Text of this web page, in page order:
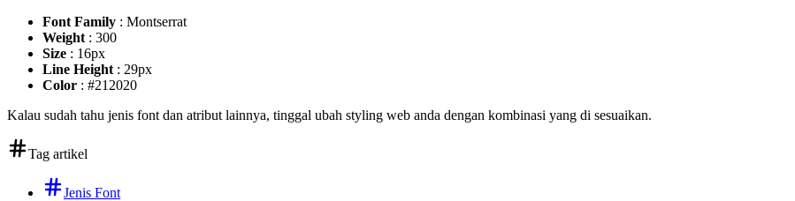
Font Family : Montserrat
Weight : 300
Size : 16px
Line Height : 29px
Color : #212020
Kalau sudah tahu jenis font dan atribut lainnya, tinggal ubah styling web anda dengan kombinasi yang di sesuaikan.
Tag artikel
Jenis Font